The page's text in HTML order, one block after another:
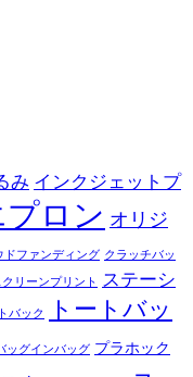
み インクジェットプ
プロン オリジ
ドファンディング クラッチバッ
リーンプリント
ステーシ
バック
トートバッ
ッグインバッグ プラホック